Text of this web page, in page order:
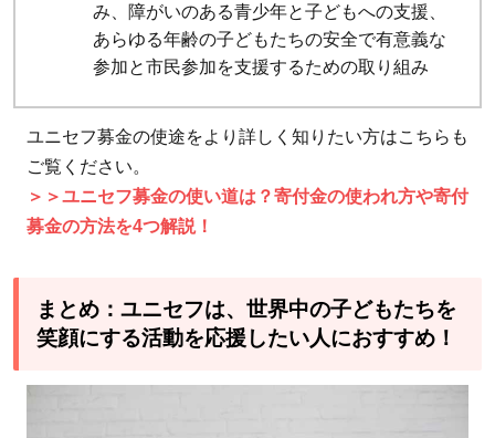
み、障がいのある青少年と子どもへの支援、
あらゆる年齢の子どもたちの安全で有意義な
参加と市民参加を支援するための取り組み
ユニセフ募金の使途をより詳しく知りたい方はこちらも
ご覧ください。
＞＞ユニセフ募金の使い道は？寄付金の使われ方や寄付
募金の方法を4つ解説！
まとめ：ユニセフは、世界中の子どもたちを
笑顔にする活動を応援したい人におすすめ！